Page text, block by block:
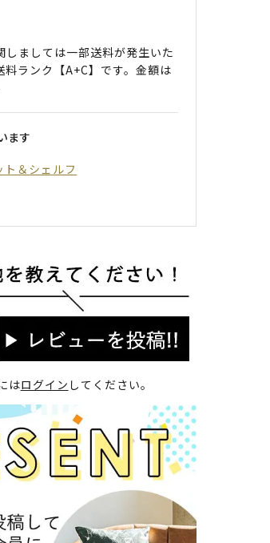
ましては一部送料が発生いた
料ランク【A+C】です。金額は
ます
ト＆シェルフ
はログイン してください。